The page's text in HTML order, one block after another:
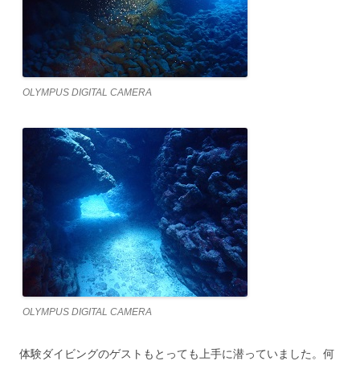
OLYMPUS DIGITAL CAMERA
OLYMPUS DIGITAL CAMERA
体験ダイビングのゲストもとっても上手に潜っていました。何